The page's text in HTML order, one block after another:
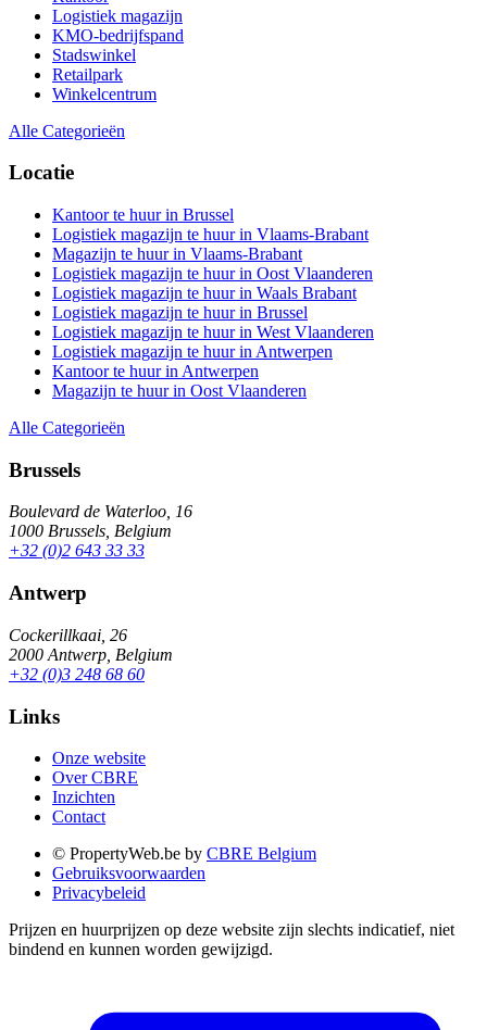
Logistiek magazijn
KMO-bedrijfspand
Stadswinkel
Retailpark
Winkelcentrum
Alle Categorieën
Locatie
Kantoor te huur in Brussel
Logistiek magazijn te huur in Vlaams-Brabant
Magazijn te huur in Vlaams-Brabant
Logistiek magazijn te huur in Oost Vlaanderen
Logistiek magazijn te huur in Waals Brabant
Logistiek magazijn te huur in Brussel
Logistiek magazijn te huur in West Vlaanderen
Logistiek magazijn te huur in Antwerpen
Kantoor te huur in Antwerpen
Magazijn te huur in Oost Vlaanderen
Alle Categorieën
Brussels
Boulevard de Waterloo, 16
1000 Brussels, Belgium
+32 (0)2 643 33 33
Antwerp
Cockerillkaai, 26
2000 Antwerp, Belgium
+32 (0)3 248 68 60
Links
Onze website
Over CBRE
Inzichten
Contact
© PropertyWeb.be by CBRE Belgium
Gebruiksvoorwaarden
Privacybeleid
Prijzen en huurprijzen op deze website zijn slechts indicatief, niet
bindend en kunnen worden gewijzigd.